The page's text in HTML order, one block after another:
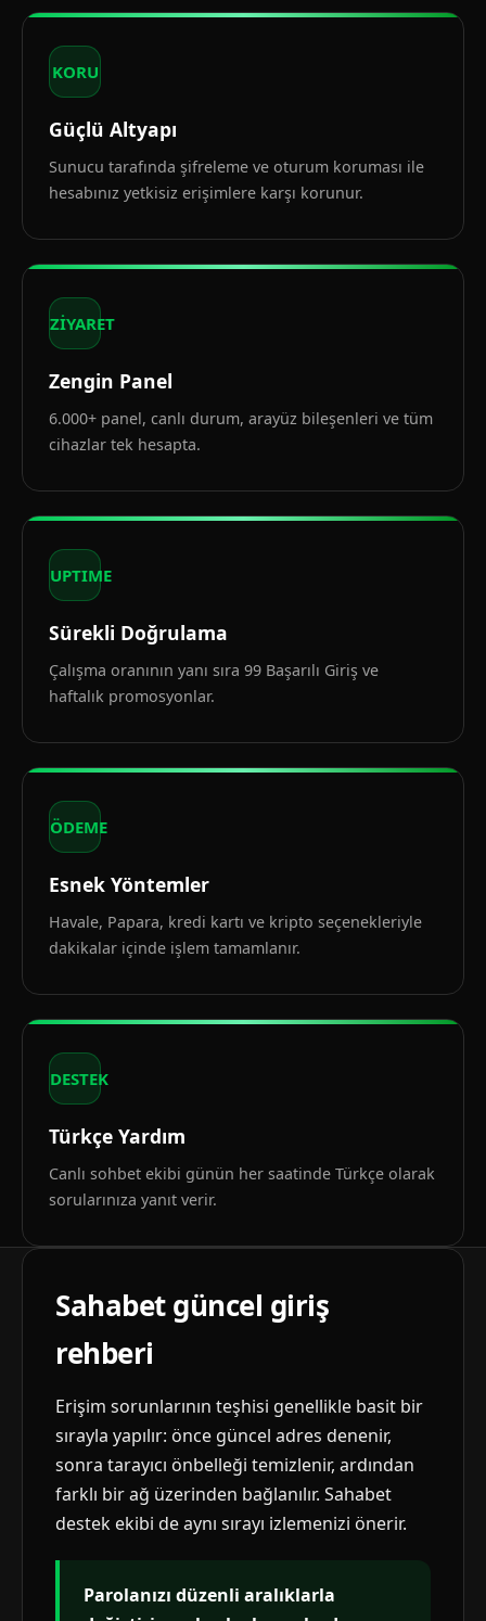
KORU
Güçlü Altyapı
Sunucu tarafında şifreleme ve oturum koruması ile
hesabınız yetkisiz erişimlere karşı korunur.
ZİYARET
Zengin Panel
6.000+ panel, canlı durum, arayüz bileşenleri ve tüm
cihazlar tek hesapta.
UPTIME
Sürekli Doğrulama
Çalışma oranının yanı sıra 99 Başarılı Giriş ve
haftalık promosyonlar.
ÖDEME
Esnek Yöntemler
Havale, Papara, kredi kartı ve kripto seçenekleriyle
dakikalar içinde işlem tamamlanır.
DESTEK
Türkçe Yardım
Canlı sohbet ekibi günün her saatinde Türkçe olarak
sorularınıza yanıt verir.
Sahabet güncel giriş
rehberi
Erişim sorunlarının teşhisi genellikle basit bir
sırayla yapılır: önce güncel adres denenir,
sonra tarayıcı önbelleği temizlenir, ardından
farklı bir ağ üzerinden bağlanılır. Sahabet
destek ekibi de aynı sırayı izlemenizi önerir.
Parolanızı düzenli aralıklarla